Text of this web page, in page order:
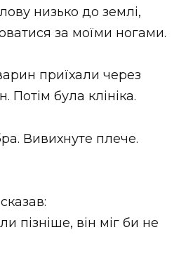
низько до землі,
за моїми ногами.
приїхали через
Потім була клініка.
Вивихнуте плече.
пізніше, він міг би не